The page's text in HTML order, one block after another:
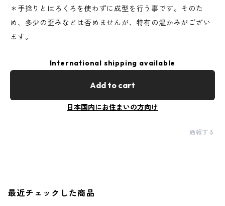
＊手捻りとはろくろを使わずに成型を行う事です。そのた
め、多少の歪みなどは否めませんが、特有の温かみがござい
ます。
International shipping available
Add to cart
日本国内にお住まいの方向け
通報する
最近チェックした商品